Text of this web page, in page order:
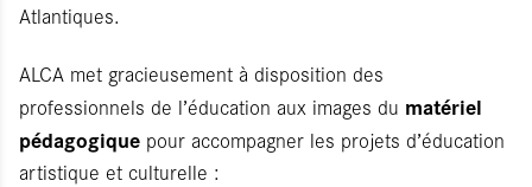
Atlantiques.
ALCA met gracieusement à disposition des
professionnels de l’éducation aux images du matériel
pédagogique pour accompagner les projets d’éducation
artistique et culturelle :